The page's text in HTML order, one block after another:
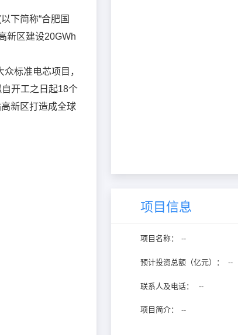
项目信息
项目名称： --
预计投资总额（亿元）： --
联系人及电话： --
项目简介： --
下简称“合肥国
新区建设20GWh
标准电芯项目，
开工之日起18个
新区打造成全球